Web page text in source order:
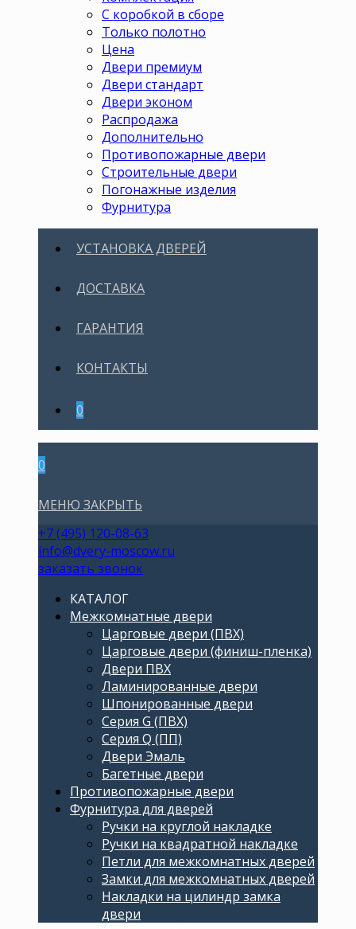
С коробкой в сборе
Только полотно
Цена
Двери премиум
Двери стандарт
Двери эконом
Распродажа
Дополнительно
Противопожарные двери
Строительные двери
Погонажные изделия
Фурнитура
УСТАНОВКА ДВЕРЕЙ
ДОСТАВКА
ГАРАНТИЯ
КОНТАКТЫ
0
0
МЕНЮ ЗАКРЫТЬ
+7 (495) 120-08-63
info@dvery-moscow.ru
заказать звонок
КАТАЛОГ
Межкомнатные двери
Царговые двери (ПВХ)
Царговые двери (финиш-пленка)
Двери ПВХ
Ламинированные двери
Шпонированные двери
Серия G (ПВХ)
Серия Q (ПП)
Двери Эмаль
Багетные двери
Противопожарные двери
Фурнитура для дверей
Ручки на круглой накладке
Ручки на квадратной накладке
Петли для межкомнатных дверей
Замки для межкомнатных дверей
Накладки на цилиндр замка
двери